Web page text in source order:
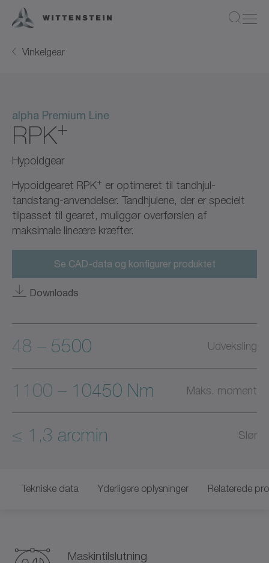
Vinkelgear
alpha Premium Line
RPK+
Hypoidgear
Hypoidgearet RPK+ er optimeret til tandhjul-
tandstang-anvendelser. Tandhjulene, der er specielt
tilpasset til gearet, muliggør overførslen af
maksimale lineære kræfter.
Se CAD-data og konfigurer produktet
Downloads
48 – 5500 Udveksling
1100 – 10450 Nm Maks. moment
≤ 1,3 arcmin Slør
Tekniske data Yderligere oplysninger Relaterede
Maskintilslutning